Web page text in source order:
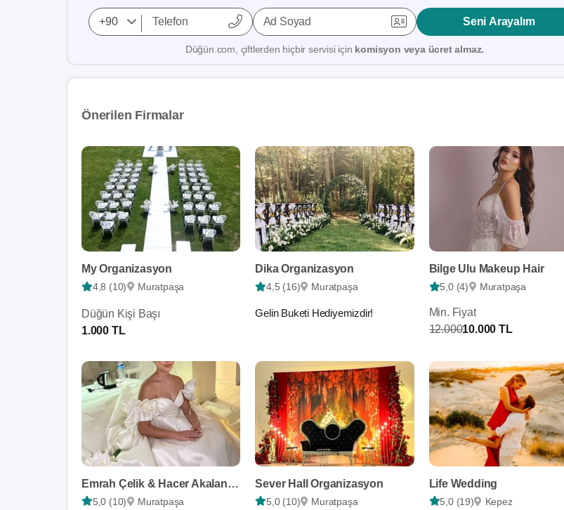
Ad Soyad Seni Arayalım
Düğün.com, çiftlerden hiçbir servisi için komisyon veya ücret almaz.
Önerilen Firmalar
My Organizasyon
4,8 (10) Muratpaşa
Düğün Kişi Başı
1.000 TL
Dika Organizasyon
4,5 (16) Muratpaşa
Gelin Buketi Hediyemizdir!
Bilge Ulu Makeup Hair
5,0 (4) Muratpaşa
Min. Fiyat
12.00010.000 TL
Emrah Çelik & Hacer Akalan Hair & Makeup
5,0 (10) Muratpaşa
Sever Hall Organizasyon
5,0 (10) Muratpaşa
Life Wedding
5,0 (19) Kepez